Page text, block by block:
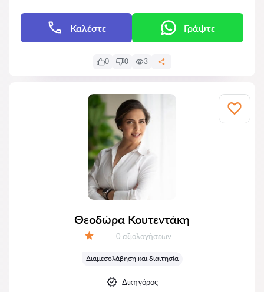
Καλέστε Γράψτε
0 0 3
Θεοδώρα Κουτεντάκη
Αξιολογήσεις:
0 αξιολογήσεων
Διαμεσολάβηση και διαιτησία
Δικηγόρος